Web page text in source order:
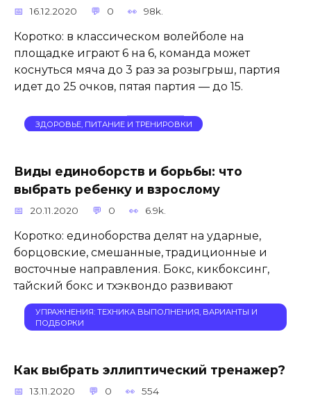
16.12.2020 0 98k.
Коротко: в классическом волейболе на
площадке играют 6 на 6, команда может
коснуться мяча до 3 раз за розыгрыш, партия
идет до 25 очков, пятая партия — до 15.
ЗДОРОВЬЕ, ПИТАНИЕ И ТРЕНИРОВКИ
Виды единоборств и борьбы: что
выбрать ребенку и взрослому
20.11.2020 0 6.9k.
Коротко: единоборства делят на ударные,
борцовские, смешанные, традиционные и
восточные направления. Бокс, кикбоксинг,
тайский бокс и тхэквондо развивают
УПРАЖНЕНИЯ: ТЕХНИКА ВЫПОЛНЕНИЯ, ВАРИАНТЫ И
ПОДБОРКИ
Как выбрать эллиптический тренажер?
13.11.2020 0 554